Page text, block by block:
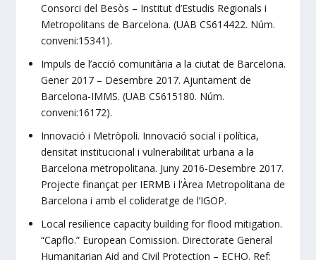
Consorci del Besòs – Institut d’Estudis Regionals i
Metropolitans de Barcelona. (UAB CS614422. Núm.
conveni:15341).
Impuls de l’acció comunitària a la ciutat de Barcelona.
Gener 2017 – Desembre 2017. Ajuntament de
Barcelona-IMMS. (UAB CS615180. Núm.
conveni:16172).
Innovació i Metròpoli. Innovació social i política,
densitat institucional i vulnerabilitat urbana a la
Barcelona metropolitana. Juny 2016-Desembre 2017.
Projecte finançat per IERMB i l’Àrea Metropolitana de
Barcelona i amb el colideratge de l’IGOP.
Local resilience capacity building for flood mitigation.
“Capflo.” European Co­mission. Directorate General
Humanitarian Aid and Civil Protection – ECHO. Ref: